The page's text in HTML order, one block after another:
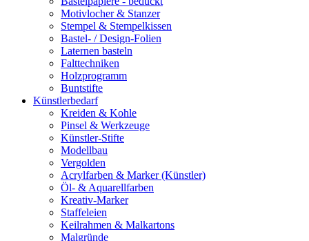
Motivlocher & Stanzer
Stempel & Stempelkissen
Bastel- / Design-Folien
Laternen basteln
Falttechniken
Holzprogramm
Buntstifte
Künstlerbedarf
Kreiden & Kohle
Pinsel & Werkzeuge
Künstler-Stifte
Modellbau
Vergolden
Acrylfarben & Marker (Künstler)
Öl- & Aquarellfarben
Kreativ-Marker
Staffeleien
Keilrahmen & Malkartons
Malgründe